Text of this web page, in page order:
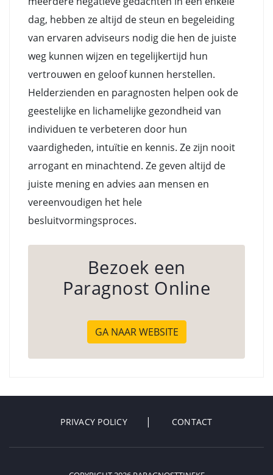
dag, hebben ze altijd de steun en begeleiding
van ervaren adviseurs nodig die hen de juiste
weg kunnen wijzen en tegelijkertijd hun
vertrouwen en geloof kunnen herstellen.
Helderzienden en paragnosten helpen ook de
geestelijke en lichamelijke gezondheid van
individuen te verbeteren door hun
vaardigheden, intuïtie en kennis. Ze zijn nooit
arrogant en minachtend. Ze geven altijd de
juiste mening en advies aan mensen en
vereenvoudigen het hele
besluitvormingsproces.
Bezoek een
Paragnost Online
GA NAAR WEBSITE
PRIVACY POLICY CONTACT